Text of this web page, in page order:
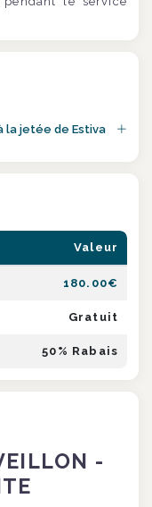
la jetée de Estiva
Valeur
180.00€
Gratuit
50 % Rabais
-